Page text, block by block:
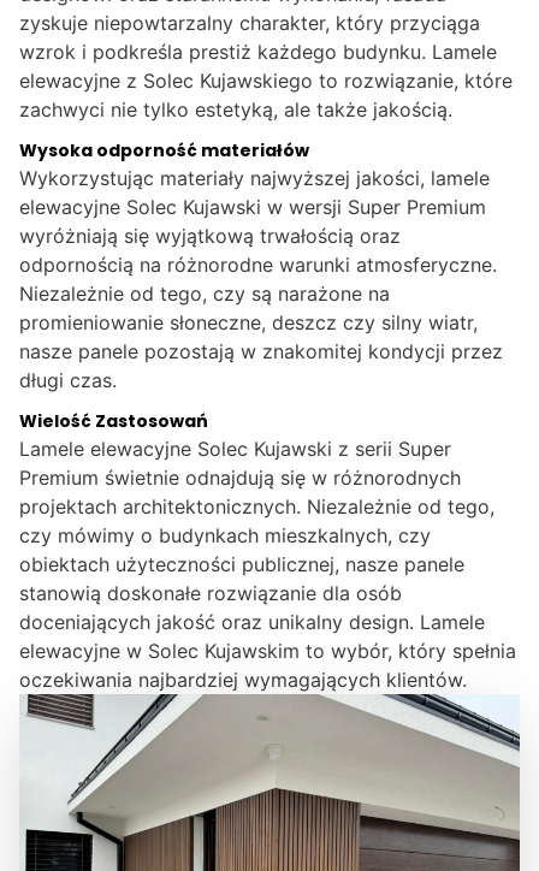
zyskuje niepowtarzalny charakter, który przyciąga
wzrok i podkreśla prestiż każdego budynku. Lamele
elewacyjne z Solec Kujawskiego to rozwiązanie, które
zachwyci nie tylko estetyką, ale także jakością.
Wysoka odporność materiałów
Wykorzystując materiały najwyższej jakości, lamele
elewacyjne Solec Kujawski w wersji Super Premium
wyróżniają się wyjątkową trwałością oraz
odpornością na różnorodne warunki atmosferyczne.
Niezależnie od tego, czy są narażone na
promieniowanie słoneczne, deszcz czy silny wiatr,
nasze panele pozostają w znakomitej kondycji przez
długi czas.
Wielość Zastosowań
Lamele elewacyjne Solec Kujawski z serii Super
Premium świetnie odnajdują się w różnorodnych
projektach architektonicznych. Niezależnie od tego,
czy mówimy o budynkach mieszkalnych, czy
obiektach użyteczności publicznej, nasze panele
stanowią doskonałe rozwiązanie dla osób
doceniających jakość oraz unikalny design. Lamele
elewacyjne w Solec Kujawskim to wybór, który spełnia
oczekiwania najbardziej wymagających klientów.